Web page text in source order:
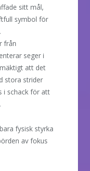
sitt mål,
symbol för
från
seger i
att det
stora strider
i schack för att
fysisk styrka
av fokus